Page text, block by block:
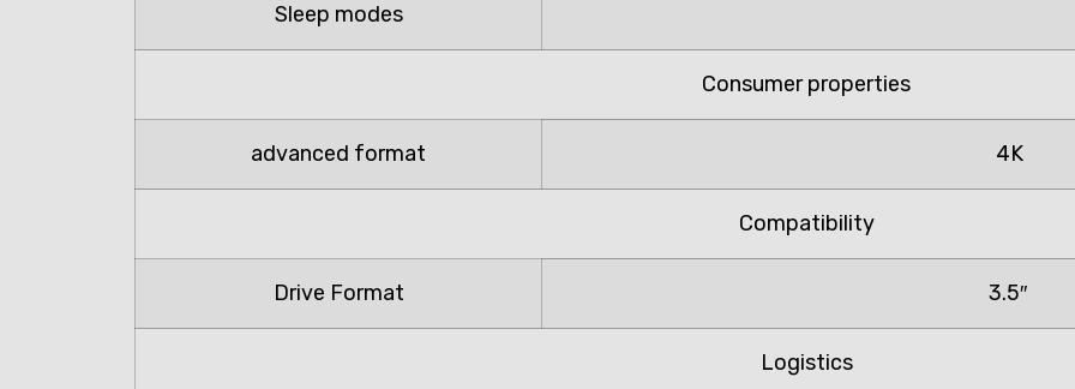
Sleep modes
Consumer properties
advanced format 4K
Compatibility
Drive Format 3.5″
Logistics